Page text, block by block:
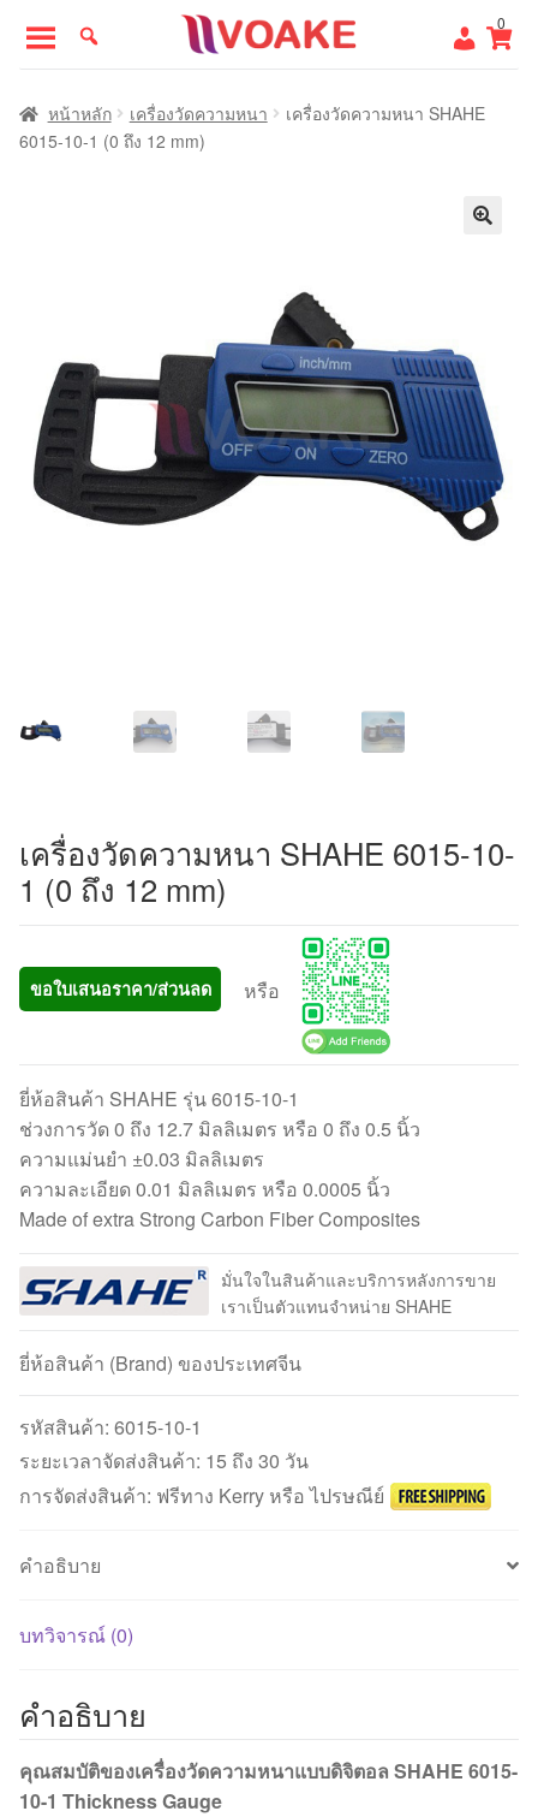
to
navigation
to
content
0
หน้าแรก
หน้าหลัก เครื่องวัดความหนา
เครื่องวัดความหนา SHAHE
6015-10-1 (0 ถึง 12 mm)
เครื่องวัดความหนา SHAHE 6015-10-
1 (0 ถึง 12 mm)
ขอใบเสนอราคา/ส่วนลด หรือ
ยี่ห้อสินค้า SHAHE รุ่น 6015-10-1
ช่วงการวัด 0 ถึง 12.7 มิลลิเมตร หรือ 0 ถึง 0.5 นิ้ว
ความแม่นยำ ±0.03 มิลลิเมตร
ความละเอียด 0.01 มิลลิเมตร หรือ 0.0005 นิ้ว
Made of extra Strong Carbon Fiber Composites
มั่นใจในสินค้าและบริการหลังการขาย
เราเป็นตัวแทนจำหน่าย SHAHE
ยี่ห้อสินค้า (Brand) ของประเทศจีน
รหัสสินค้า: 6015-10-1
ระยะเวลาจัดส่งสินค้า: 15 ถึง 30 วัน
การจัดส่งสินค้า: ฟรีทาง Kerry หรือ ไปรษณีย์
คำอธิบาย
บทวิจารณ์ (0)
คำอธิบาย
คุณสมบัติของเครื่องวัดความหนาแบบดิจิตอล SHAHE 6015-
10-1 Thickness Gauge